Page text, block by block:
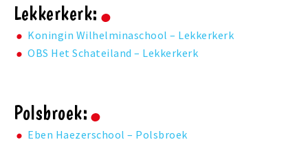
Lekkerkerk:
Koningin Wilhelminaschool – Lekkerkerk
OBS Het Schateiland – Lekkerkerk
Polsbroek:
Eben Haezerschool – Polsbroek